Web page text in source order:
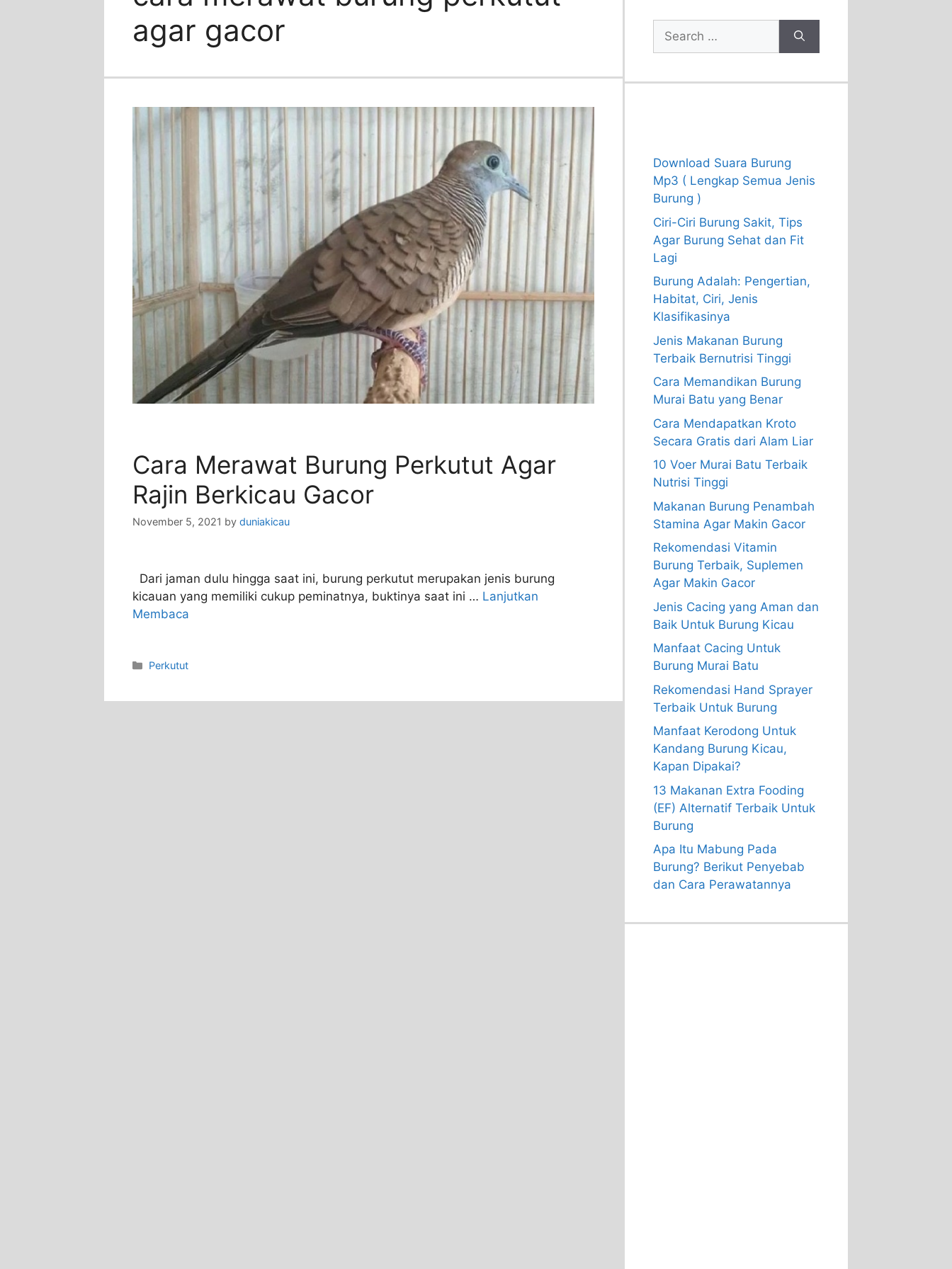
agar gacor
Cara Merawat Burung Perkutut Agar
Rajin Berkicau Gacor
November 5, 2021 by duniakicau
Dari jaman dulu hingga saat ini, burung perkutut merupakan jenis burung
kicauan yang memiliki cukup peminatnya, buktinya saat ini … Lanjutkan
Membaca
Categories
Perkutut
Search
for:
Download Suara Burung
Mp3 ( Lengkap Semua Jenis
Burung )
Ciri-Ciri Burung Sakit, Tips
Agar Burung Sehat dan Fit
Lagi
Burung Adalah: Pengertian,
Habitat, Ciri, Jenis
Klasifikasinya
Jenis Makanan Burung
Terbaik Bernutrisi Tinggi
Cara Memandikan Burung
Murai Batu yang Benar
Cara Mendapatkan Kroto
Secara Gratis dari Alam Liar
10 Voer Murai Batu Terbaik
Nutrisi Tinggi
Makanan Burung Penambah
Stamina Agar Makin Gacor
Rekomendasi Vitamin
Burung Terbaik, Suplemen
Agar Makin Gacor
Jenis Cacing yang Aman dan
Baik Untuk Burung Kicau
Manfaat Cacing Untuk
Burung Murai Batu
Rekomendasi Hand Sprayer
Terbaik Untuk Burung
Manfaat Kerodong Untuk
Kandang Burung Kicau,
Kapan Dipakai?
13 Makanan Extra Fooding
(EF) Alternatif Terbaik Untuk
Burung
Apa Itu Mabung Pada
Burung? Berikut Penyebab
dan Cara Perawatannya